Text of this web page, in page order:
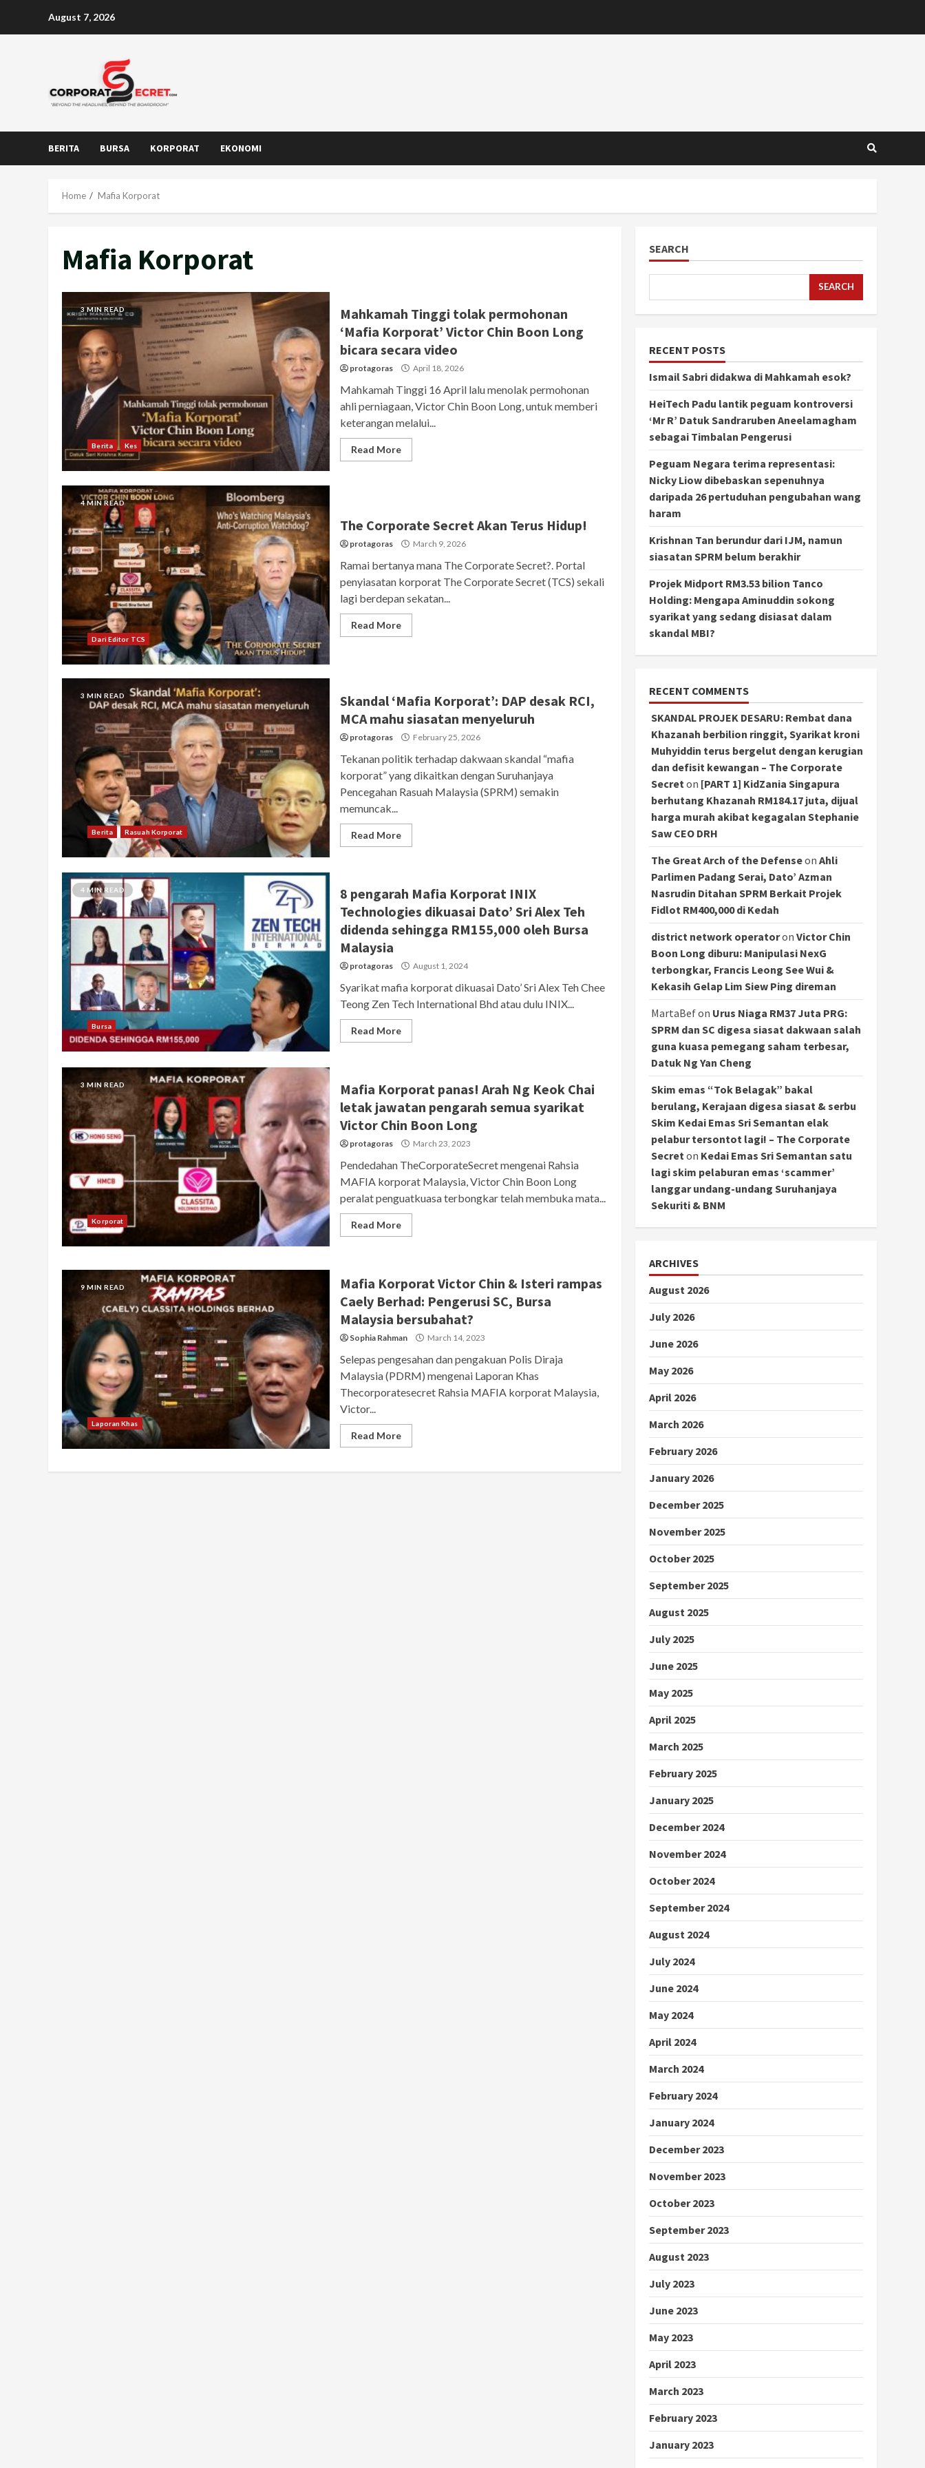
August 7, 2026
BERITA BURSA KORPORAT EKONOMI
Home Mafia Korporat
Mafia Korporat
3 MIN READ
Berita Kes
Mahkamah Tinggi tolak permohonan
‘Mafia Korporat’ Victor Chin Boon Long
bicara secara video
protagoras April 18, 2026
Mahkamah Tinggi 16 April lalu menolak permohonan
ahli perniagaan, Victor Chin Boon Long, untuk memberi
keterangan melalui...
Read More
4 MIN READ
Dari Editor TCS
The Corporate Secret Akan Terus Hidup!
protagoras March 9, 2026
Ramai bertanya mana The Corporate Secret?. Portal
penyiasatan korporat The Corporate Secret (TCS) sekali
lagi berdepan sekatan...
Read More
3 MIN READ
Berita Rasuah Korporat
Skandal ‘Mafia Korporat’: DAP desak RCI,
MCA mahu siasatan menyeluruh
protagoras February 25, 2026
Tekanan politik terhadap dakwaan skandal “mafia
korporat” yang dikaitkan dengan Suruhanjaya
Pencegahan Rasuah Malaysia (SPRM) semakin
memuncak...
Read More
4 MIN READ
Bursa
8 pengarah Mafia Korporat INIX
Technologies dikuasai Dato’ Sri Alex Teh
didenda sehingga RM155,000 oleh Bursa
Malaysia
protagoras August 1, 2024
Syarikat mafia korporat dikuasai Dato’ Sri Alex Teh Chee
Teong Zen Tech International Bhd atau dulu INIX...
Read More
3 MIN READ
Korporat
Mafia Korporat panas! Arah Ng Keok Chai
letak jawatan pengarah semua syarikat
Victor Chin Boon Long
protagoras March 23, 2023
Pendedahan TheCorporateSecret mengenai Rahsia
MAFIA korporat Malaysia, Victor Chin Boon Long
peralat penguatkuasa terbongkar telah membuka mata...
Read More
9 MIN READ
Laporan Khas
Mafia Korporat Victor Chin & Isteri rampas
Caely Berhad: Pengerusi SC, Bursa
Malaysia bersubahat?
Sophia Rahman March 14, 2023
Selepas pengesahan dan pengakuan Polis Diraja
Malaysia (PDRM) mengenai Laporan Khas
Thecorporatesecret Rahsia MAFIA korporat Malaysia,
Victor...
Read More
SEARCH
SEARCH
RECENT POSTS
Ismail Sabri didakwa di Mahkamah esok?
HeiTech Padu lantik peguam kontroversi
‘Mr R’ Datuk Sandraruben Aneelamagham
sebagai Timbalan Pengerusi
Peguam Negara terima representasi:
Nicky Liow dibebaskan sepenuhnya
daripada 26 pertuduhan pengubahan wang
haram
Krishnan Tan berundur dari IJM, namun
siasatan SPRM belum berakhir
Projek Midport RM3.53 bilion Tanco
Holding: Mengapa Aminuddin sokong
syarikat yang sedang disiasat dalam
skandal MBI?
RECENT COMMENTS
SKANDAL PROJEK DESARU: Rembat dana
Khazanah berbilion ringgit, Syarikat kroni
Muhyiddin terus bergelut dengan kerugian
dan defisit kewangan – The Corporate
Secret on [PART 1] KidZania Singapura
berhutang Khazanah RM184.17 juta, dijual
harga murah akibat kegagalan Stephanie
Saw CEO DRH
The Great Arch of the Defenseon Ahli
Parlimen Padang Serai, Dato’ Azman
Nasrudin Ditahan SPRM Berkait Projek
Fidlot RM400,000 di Kedah
district network operatoron Victor Chin
Boon Long diburu: Manipulasi NexG
terbongkar, Francis Leong See Wui &
Kekasih Gelap Lim Siew Ping direman
MartaBefon Urus Niaga RM37 Juta PRG:
SPRM dan SC digesa siasat dakwaan salah
guna kuasa pemegang saham terbesar,
Datuk Ng Yan Cheng
Skim emas “Tok Belagak” bakal
berulang, Kerajaan digesa siasat & serbu
Skim Kedai Emas Sri Semantan elak
pelabur tersontot lagi! – The Corporate
Secret on Kedai Emas Sri Semantan satu
lagi skim pelaburan emas ‘scammer’
langgar undang-undang Suruhanjaya
Sekuriti & BNM
ARCHIVES
August 2026
July 2026
June 2026
May 2026
April 2026
March 2026
February 2026
January 2026
December 2025
November 2025
October 2025
September 2025
August 2025
July 2025
June 2025
May 2025
April 2025
March 2025
February 2025
January 2025
December 2024
November 2024
October 2024
September 2024
August 2024
July 2024
June 2024
May 2024
April 2024
March 2024
February 2024
January 2024
December 2023
November 2023
October 2023
September 2023
August 2023
July 2023
June 2023
May 2023
April 2023
March 2023
February 2023
January 2023